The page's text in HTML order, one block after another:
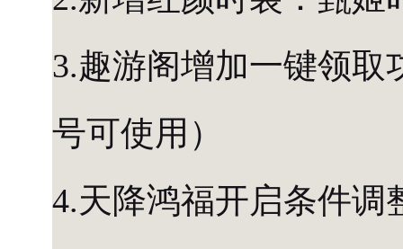
3.趣游阁增加一键领取
号可使用）
4.天降鸿福开启条件调